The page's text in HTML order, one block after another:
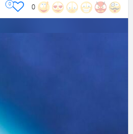
0
0